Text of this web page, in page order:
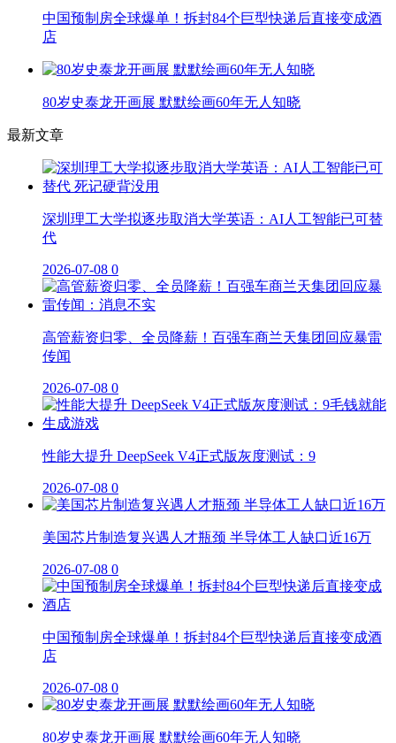
中国预制房全球爆单！拆封84个巨型快递后直接变成酒
店
80岁史泰龙开画展 默默绘画60年无人知晓
最新文章
深圳理工大学拟逐步取消大学英语：AI人工智能已可替
代
2026-07-08 0
高管薪资归零、全员降薪！百强车商兰天集团回应暴雷
传闻
2026-07-08 0
性能大提升 DeepSeek V4正式版灰度测试：9
2026-07-08 0
美国芯片制造复兴遇人才瓶颈 半导体工人缺口近16万
2026-07-08 0
中国预制房全球爆单！拆封84个巨型快递后直接变成酒
店
2026-07-08 0
80岁史泰龙开画展 默默绘画60年无人知晓